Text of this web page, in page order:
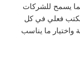
مما يسمح للشركات
فعلي في كل
واختيار ما يناسب